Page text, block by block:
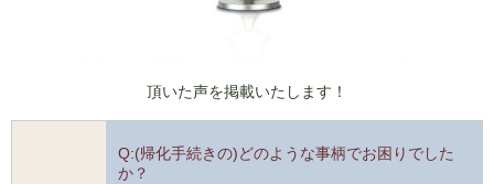
頂いた声を掲載いたします！
Q:(帰化手続きの)どのような事柄でお困りでした
か？